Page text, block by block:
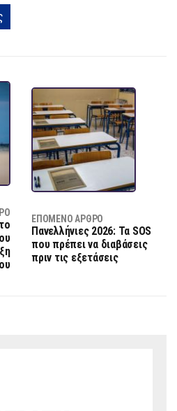
ΕΠΌΜΕΝΟ ΆΡΘΡΟ
Πανελλήνιες 2026: Τα SOS
που πρέπει να διαβάσεις
πριν τις εξετάσεις